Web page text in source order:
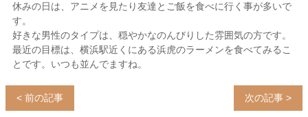
休みの日は、アニメを見たり友達とご飯を食べに行く事が多いで
す。
好きな男性のタイプは、穏やかなのんびりした雰囲気の方です。
最近の目標は、横浜駅近くにある浜虎のラーメンを食べてみるこ
とです。いつも並んでますね。
< 前の記事 次の記事 >